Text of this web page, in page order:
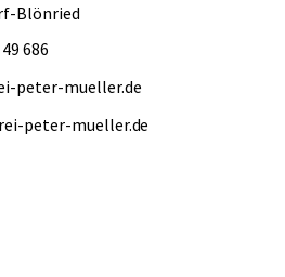
Blönried
686
peter-mueller.de
peter-mueller.de